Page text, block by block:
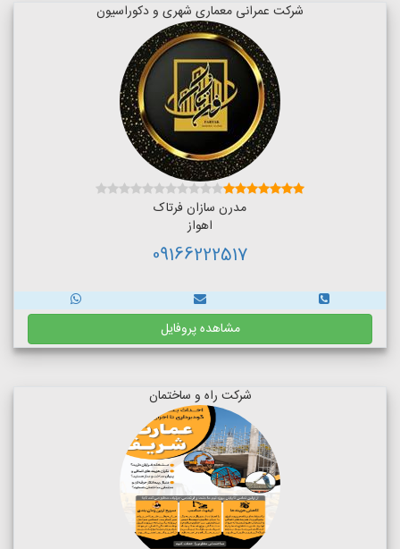
شرکت عمرانی معماری شهری و دکوراسیون
مدرن سازان فرتاک
اهواز
09166222517
مشاهده پروفایل
شرکت راه و ساختمان